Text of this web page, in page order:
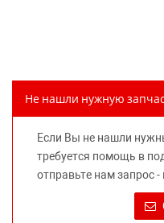
предлагаемых к продаже
правообладателей
Требование
достоверную
продаже,
выбора возложено на
Не нашли нужную
Если Вы не нашли
требуется помощь в
отправьте нам запрос